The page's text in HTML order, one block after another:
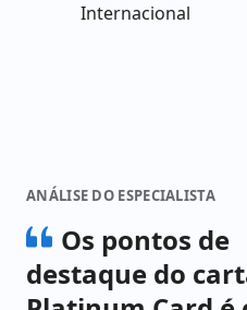
Internacional
ANÁLISE DO ESPECIALISTA
Os pontos de
destaque do